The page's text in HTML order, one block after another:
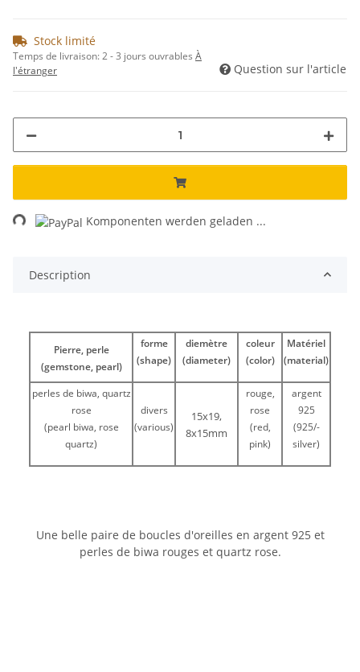
Stock limité
Temps de livraison:2 - 3 jours ouvrables À
l'étranger
Question sur l'article
Komponenten werden geladen ...
Description
Pierre, perle
(gemstone, pearl)
forme
(shape)
diemètre
(diameter)
coleur
(color)
Matériel
(material)
perles de biwa, quartz
rose
(pearl biwa, rose
quartz)
divers
(various)
15x19,
8x15mm
rouge,
rose
(red,
pink)
argent
925
(925/-
silver)
Une belle paire de boucles d'oreilles en argent 925 et
perles de biwa rouges et quartz rose.